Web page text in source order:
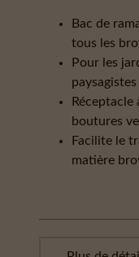
Bac de
tous les
Pour les
paysagistes
boutures
Facilite le
matière